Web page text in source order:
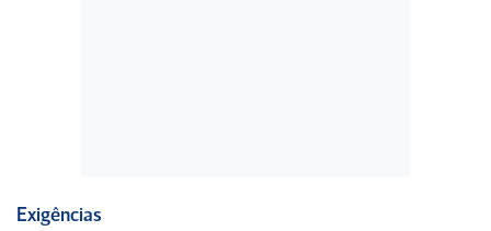
Exigências